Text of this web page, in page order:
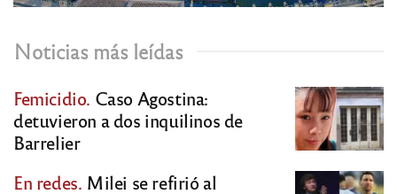
Noticias más leídas
Femicidio. Caso Agostina:
detuvieron a dos inquilinos de
Barrelier
En redes. Milei se refirió al